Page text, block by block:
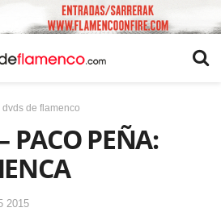
dvds de flamenco
PACO PEÑA:
2015